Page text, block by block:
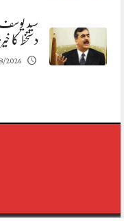
سید یوسف
دستخط کا
2026